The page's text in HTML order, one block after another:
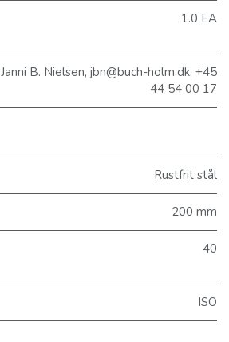
1.0 EA
Janni B. Nielsen, jbn@buch-holm.dk, +45
44 54 00 17
Rustfrit stål
200 mm
40
ISO